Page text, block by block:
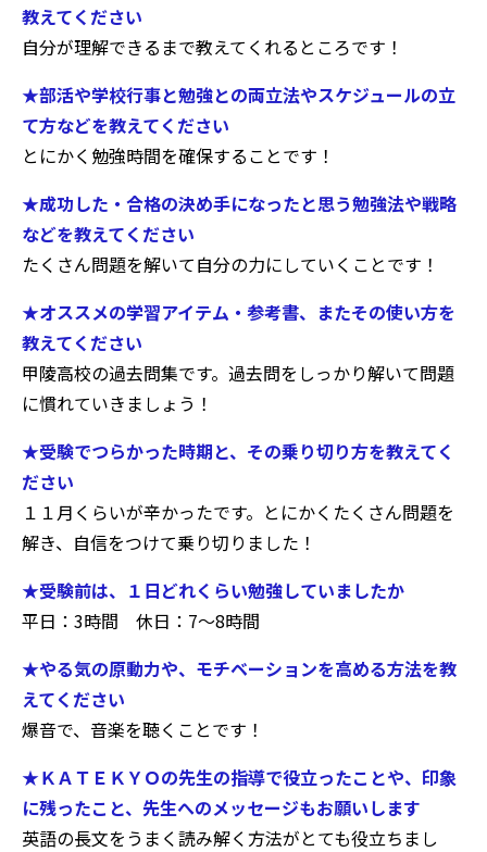
教えてください
自分が理解できるまで教えてくれるところです！
★部活や学校行事と勉強との両立法やスケジュールの立
て方などを教えてください
とにかく勉強時間を確保することです！
★成功した・合格の決め手になったと思う勉強法や戦略
などを教えてください
たくさん問題を解いて自分の力にしていくことです！
★オススメの学習アイテム・参考書、またその使い方を
教えてください
甲陵高校の過去問集です。過去問をしっかり解いて問題
に慣れていきましょう！
★受験でつらかった時期と、その乗り切り方を教えてく
ださい
１１月くらいが辛かったです。とにかくたくさん問題を
解き、自信をつけて乗り切りました！
★受験前は、１日どれくらい勉強していましたか
平日：3時間 休日：7～8時間
★やる気の原動力や、モチベーションを高める方法を教
えてください
爆音で、音楽を聴くことです！
★ＫＡＴＥＫＹＯの先生の指導で役立ったことや、印象
に残ったこと、先生へのメッセージもお願いします
英語の長文をうまく読み解く方法がとても役立ちまし